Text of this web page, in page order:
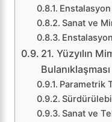
Enstalasyon
Sanat ve
21. Yüzyılın
Bulanıklaşması
Parametrik
Sanat ve